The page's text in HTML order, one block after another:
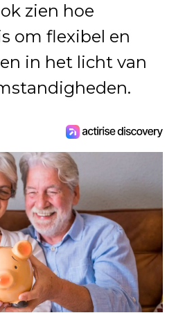
zien hoe
om flexibel en
in het licht van